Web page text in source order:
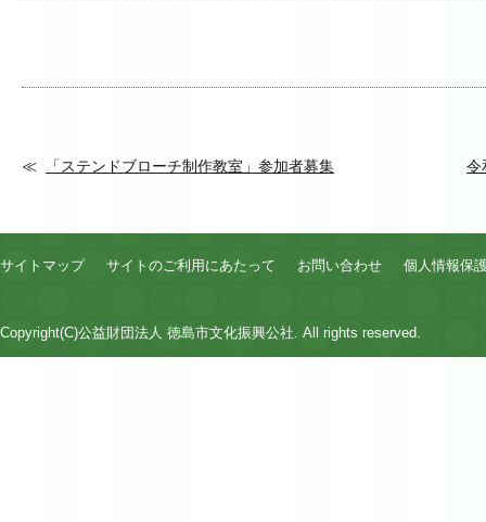
「ステンドブローチ制作教室」参加者募集 令
サイトマップ サイトのご利用にあたって お問い合わせ 個人情報保
Copyright(C)公益財団法人 徳島市文化振興公社. All rights reserved.